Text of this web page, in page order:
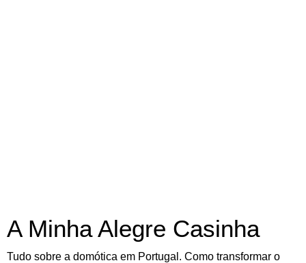
A Minha Alegre Casinha
Tudo sobre a domótica em Portugal. Como transformar o